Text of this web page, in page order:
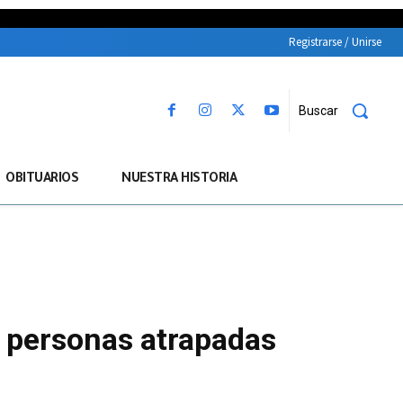
Registrarse / Unirse
Buscar
OBITUARIOS NUESTRA HISTORIA
atrapadas